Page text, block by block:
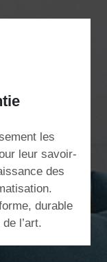
les
leur savoir-
des
durable
l’art.